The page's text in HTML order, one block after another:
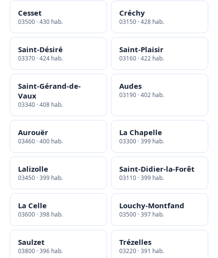
Cesset
03500 · 430 hab.
Créchy
03150 · 428 hab.
Saint-Désiré
03370 · 424 hab.
Saint-Plaisir
03160 · 422 hab.
Saint-Gérand-de-
Vaux
03340 · 408 hab.
Audes
03190 · 402 hab.
Aurouër
03460 · 400 hab.
La Chapelle
03300 · 399 hab.
Lalizolle
03450 · 399 hab.
Saint-Didier-la-Forêt
03110 · 399 hab.
La Celle
03600 · 398 hab.
Louchy-Montfand
03500 · 397 hab.
Saulzet
03800 · 396 hab.
Trézelles
03220 · 391 hab.